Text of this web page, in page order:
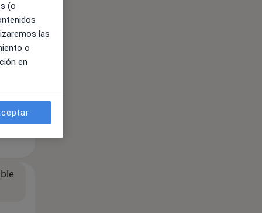
(o
las
o
en